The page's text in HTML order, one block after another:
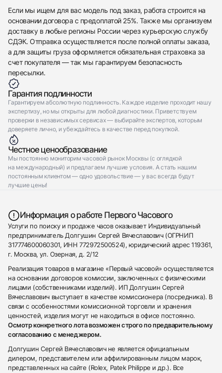
Если мы ищем для вас модель под заказ, работа строится на
основании договора с предоплатой 25%. Также мы организуем
доставку в любые регионы России через курьерскую службу
СДЭК. Отправка осуществляется после полной оплаты заказа,
а для защиты груза оформляется обязательная страховка за
счет покупателя — так мы гарантируем безопасность
пересылки.
Гарантия подлинности
Гарантируем абсолютную подлинность. Каждое изделие проходит нашу
экспертизу, но мы открыты для любой диагностики. Приветствуем
проверки в независимых сервисах — выбирайте экспертов, которым
доверяете лично, и убеждайтесь в качестве перед покупкой.
Честное ценообразование
Мы постоянно мониторим часовой рынок Москвы (с оглядкой
на международный) и предлагаем лучшие условия. А стать нашим
постоянным клиентом — одно удовольствие — у вас всегда будут
лучшие цены!
Информация о работе Первого Часового
Услуги по поиску и продаже часов оказывает Индивидуальный
предприниматель Долгушин Сергей Вячеславович (ОГРНИП
317774600060301, ИНН 772972500524), юридический адрес 119361,
г. Москва, ул. Озерная, д. 2/12
Реализация товаров в магазине «Первый часовой» осуществляется
на основании договоров комиссии, заключенных с физическими
лицами (собственниками изделий). ИП Долгушин Сергей
Вячеславович выступает в качестве комиссионера (посредника). В
связи с особенностями комиссионной торговли и хранения
ценностей, изделия могут не находиться в офисе постоянно.
Осмотр конкретного лота возможен строго по предварительному
согласованию с менеджером.
Долгушин Сергей Вячеславович не является официальным
дилером, представителем или аффилированным лицом марок,
представленных на сайте (Rolex, Patek Philippe и др.). Все
НовыеКоробка + Документы
$23,200
Отправить заявку
Отправить заявку